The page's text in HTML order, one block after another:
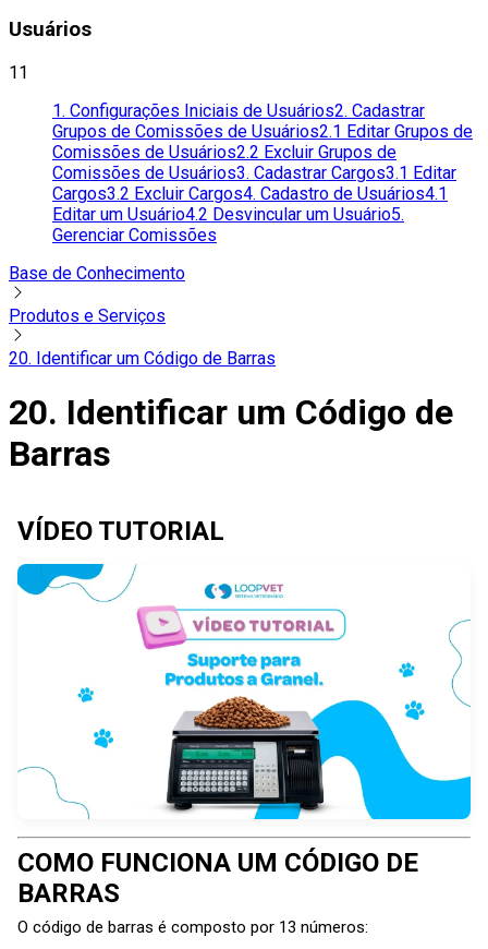
Usuários
11
1. Configurações Iniciais de Usuários2. Cadastrar
Grupos de Comissões de Usuários2.1 Editar Grupos de
Comissões de Usuários2.2 Excluir Grupos de
Comissões de Usuários3. Cadastrar Cargos3.1 Editar
Cargos3.2 Excluir Cargos4. Cadastro de Usuários4.1
Editar um Usuário4.2 Desvincular um Usuário5.
Gerenciar Comissões
Base de Conhecimento
Produtos e Serviços
20. Identificar um Código de Barras
20. Identificar um Código de
Barras
VÍDEO TUTORIAL
COMO FUNCIONA UM CÓDIGO DE
BARRAS
O código de barras é composto por 13 números: